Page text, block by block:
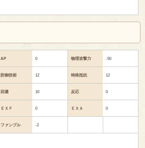
AP 0 物理攻撃力 -50
防御技術 12 特殊抵抗 12
回避 10 反応 0
ＥＸＦ 0 ＥＸＡ 0
ファンブル -2